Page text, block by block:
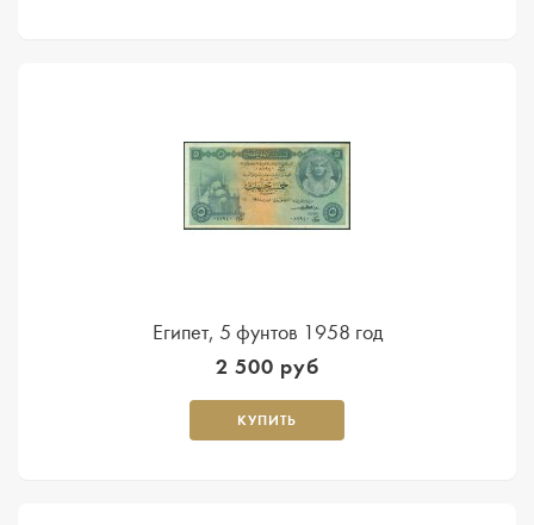
Египет, 5 фунтов 1958 год
2 500 руб
КУПИТЬ